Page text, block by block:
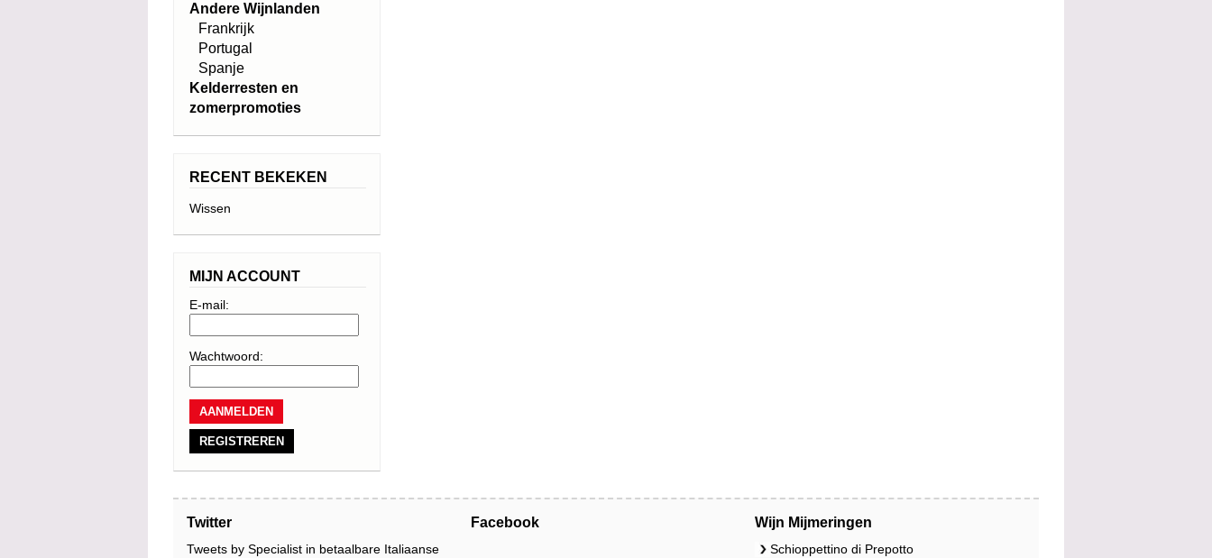
Andere Wijnlanden
Frankrijk
Portugal
Spanje
Kelderresten en
zomerpromoties
RECENT BEKEKEN
Wissen
MIJN ACCOUNT
E-mail:
Wachtwoord:
REGISTREREN
Twitter
Tweets by Specialist in betaalbare Italiaanse
Facebook Wijn Mijmeringen
Schioppettino di Prepotto